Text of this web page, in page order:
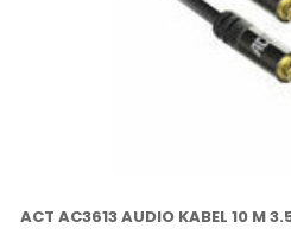
ACT AC3613 AUDIO KABEL 10 M